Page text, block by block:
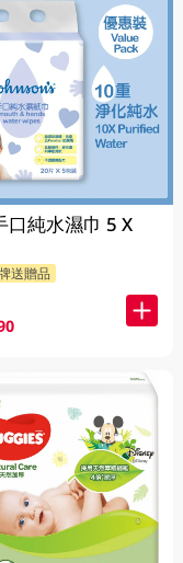
口純水濕巾 5 X
送贈品